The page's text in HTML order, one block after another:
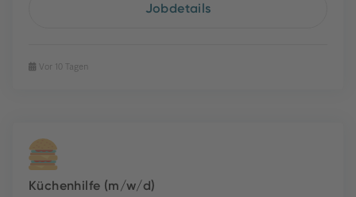
Jobdetails
Vor 10 Tagen
Küchenhilfe (m/w/d)